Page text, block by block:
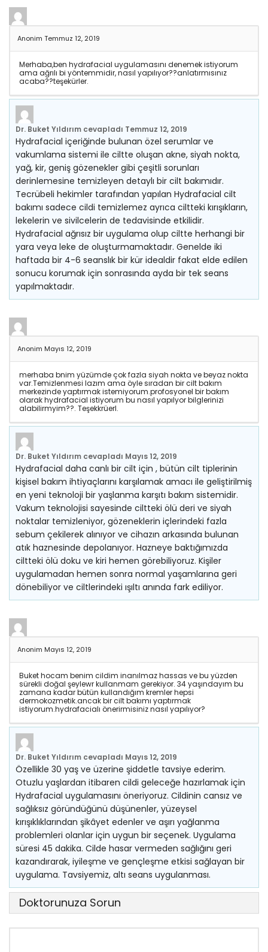
Anonim Temmuz 12, 2019
Merhaba,ben hydrafacial uygulamasını denemek istiyorum
ama ağrılı bi yöntemmidir, nasıl yapılıyor??anlatırmısınız
acaba??teşekürler.
Dr. Buket Yıldırım cevapladı Temmuz 12, 2019
Hydrafacial içeriğinde bulunan özel serumlar ve
vakumlama sistemi ile ciltte oluşan akne, siyah nokta,
yağ, kir, geniş gözenekler gibi çeşitli sorunları
derinlemesine temizleyen detaylı bir cilt bakımıdır.
Tecrübeli hekimler tarafından yapılan Hydrafacial cilt
bakımı sadece cildi temizlemez ayrıca ciltteki kırışıkların,
lekelerin ve sivilcelerin de tedavisinde etkilidir.
Hydrafacial ağrısız bir uygulama olup ciltte herhangi bir
yara veya leke de oluşturmamaktadır. Genelde iki
haftada bir 4-6 seanslık bir kür idealdir fakat elde edilen
sonucu korumak için sonrasında ayda bir tek seans
yapılmaktadır.
Anonim Mayıs 12, 2019
merhaba bnim yüzümde çok fazla siyah nokta ve beyaz nokta
var.Temizlenmesi lazım ama öyle sıradan bir cilt bakım
merkezinde yaptırmak istemiyorum.profosyonel bir bakım
olarak hydrafacial istiyorum bu nasıl yapılyor bilglerinizi
alabilirmyim??. Teşekkrüerl.
Dr. Buket Yıldırım cevapladı Mayıs 12, 2019
Hydrafacial daha canlı bir cilt için , bütün cilt tiplerinin
kişisel bakım ihtiyaçlarını karşılamak amacı ile geliştirilmiş
en yeni teknoloji bir yaşlanma karşıtı bakım sistemidir.
Vakum teknolojisi sayesinde ciltteki ölü deri ve siyah
noktalar temizleniyor, gözeneklerin içlerindeki fazla
sebum çekilerek alınıyor ve cihazın arkasında bulunan
atık haznesinde depolanıyor. Hazneye baktığımızda
ciltteki ölü doku ve kiri hemen görebiliyoruz. Kişiler
uygulamadan hemen sonra normal yaşamlarına geri
dönebiliyor ve ciltlerindeki ışıltı anında fark ediliyor.
Anonim Mayıs 12, 2019
Buket hocam benim cildim inanılmaz hassas ve bu yüzden
sürekli doğal şeylewr kullanmam gerekiyor. 34 yaşındayım bu
zamana kadar bütün kullandığım kremler hepsi
dermokozmetik.ancak bir cilt bakımı yaptırmak
istiyorum.hydrafacialı önerirmisiniz nasıl yapılıyor?
Dr. Buket Yıldırım cevapladı Mayıs 12, 2019
Özellikle 30 yaş ve üzerine şiddetle tavsiye ederim.
Otuzlu yaşlardan itibaren cildi geleceğe hazırlamak için
Hydrafacial uygulamasını öneriyoruz. Cildinin cansız ve
sağlıksız göründüğünü düşünenler, yüzeysel
kırışıklıklarından şikâyet edenler ve aşırı yağlanma
problemleri olanlar için uygun bir seçenek. Uygulama
süresi 45 dakika. Cilde hasar vermeden sağlığını geri
kazandırarak, iyileşme ve gençleşme etkisi sağlayan bir
uygulama. Tavsiyemiz, altı seans uygulanması.
Doktorunuza Sorun